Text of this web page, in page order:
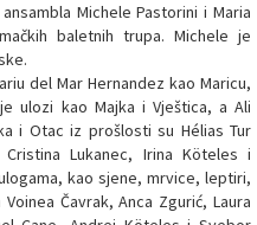
Michele Pastorini i Maria
baletnih trupa. Michele je
del Mar Hernandez kao Maricu,
ulozi kao Majka i Vještica, a Ali
i Otac iz prošlosti su Hélias Tur
Lukanec, Irina Köteles i
kao sjene, mrvice, leptiri,
Čavrak, Anca Zgurić, Laura